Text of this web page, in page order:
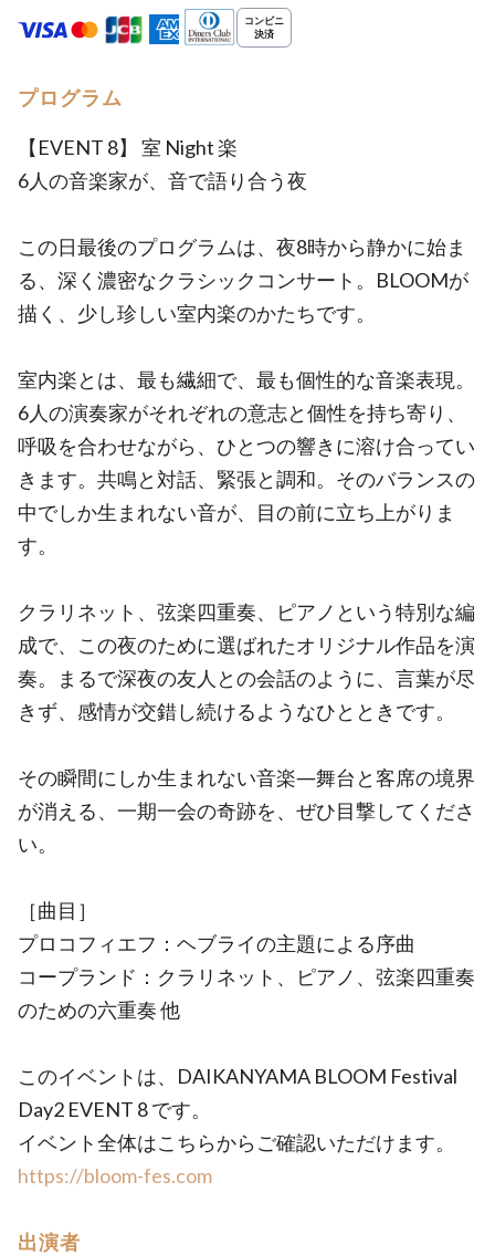
プログラム
【EVENT 8】 室 Night 楽
6人の音楽家が、音で語り合う夜
この日最後のプログラムは、夜8時から静かに始ま
る、深く濃密なクラシックコンサート。BLOOMが
描く、少し珍しい室内楽のかたちです。
室内楽とは、最も繊細で、最も個性的な音楽表現。
6人の演奏家がそれぞれの意志と個性を持ち寄り、
呼吸を合わせながら、ひとつの響きに溶け合ってい
きます。共鳴と対話、緊張と調和。そのバランスの
中でしか生まれない音が、目の前に立ち上がりま
す。
クラリネット、弦楽四重奏、ピアノという特別な編
成で、この夜のために選ばれたオリジナル作品を演
奏。まるで深夜の友人との会話のように、言葉が尽
きず、感情が交錯し続けるようなひとときです。
その瞬間にしか生まれない音楽―舞台と客席の境界
が消える、一期一会の奇跡を、ぜひ目撃してくださ
い。
［曲目］
プロコフィエフ：ヘブライの主題による序曲
コープランド：クラリネット、ピアノ、弦楽四重奏
のための六重奏 他
このイベントは、DAIKANYAMA BLOOM Festival
Day2 EVENT 8 です。
イベント全体はこちらからご確認いただけます。
https://bloom-fes.com
出演者